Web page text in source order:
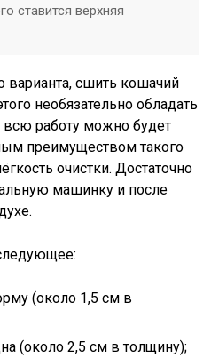
ставится верхняя
варианта, сшить кошачий
необязательно обладать
работу можно будет
преимуществом такого
очистки. Достаточно
машинку и после
(около 1,5 см в
(около 2,5 см в толщину);